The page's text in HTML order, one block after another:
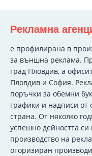
Рекламна
e профилирана в
за външна реклама.
град Пловдив, а
Пловдив и София.
поръчки за обемни
графики и надписи от
страна. От няколко
успешно дейността
производство на
оторизиран